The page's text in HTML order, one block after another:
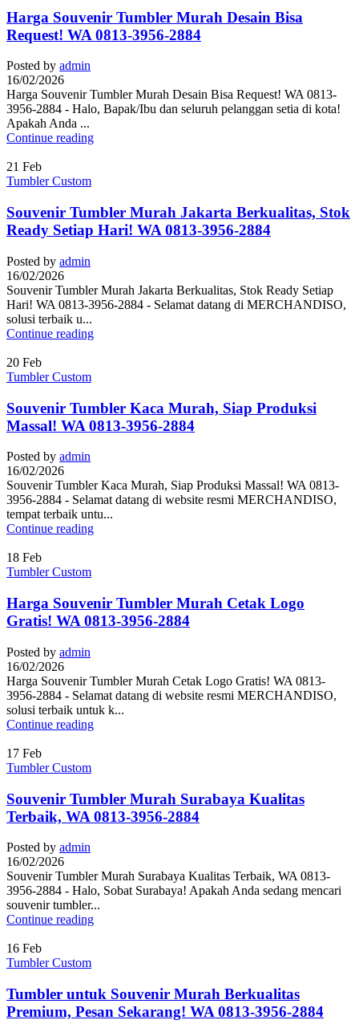
Harga Souvenir Tumbler Murah Desain Bisa
Request! WA 0813-3956-2884
Posted by admin
16/02/2026
Harga Souvenir Tumbler Murah Desain Bisa Request! WA 0813-
3956-2884 - Halo, Bapak/Ibu dan seluruh pelanggan setia di kota!
Apakah Anda ...
Continue reading
21 Feb
Tumbler Custom
Souvenir Tumbler Murah Jakarta Berkualitas, Stok
Ready Setiap Hari! WA 0813-3956-2884
Posted by admin
16/02/2026
Souvenir Tumbler Murah Jakarta Berkualitas, Stok Ready Setiap
Hari! WA 0813-3956-2884 - Selamat datang di MERCHANDISO,
solusi terbaik u...
Continue reading
20 Feb
Tumbler Custom
Souvenir Tumbler Kaca Murah, Siap Produksi
Massal! WA 0813-3956-2884
Posted by admin
16/02/2026
Souvenir Tumbler Kaca Murah, Siap Produksi Massal! WA 0813-
3956-2884 - Selamat datang di website resmi MERCHANDISO,
tempat terbaik untu...
Continue reading
18 Feb
Tumbler Custom
Harga Souvenir Tumbler Murah Cetak Logo
Gratis! WA 0813-3956-2884
Posted by admin
16/02/2026
Harga Souvenir Tumbler Murah Cetak Logo Gratis! WA 0813-
3956-2884 - Selamat datang di website resmi MERCHANDISO,
solusi terbaik untuk k...
Continue reading
17 Feb
Tumbler Custom
Souvenir Tumbler Murah Surabaya Kualitas
Terbaik, WA 0813-3956-2884
Posted by admin
16/02/2026
Souvenir Tumbler Murah Surabaya Kualitas Terbaik, WA 0813-
3956-2884 - Halo, Sobat Surabaya! Apakah Anda sedang mencari
souvenir tumbler...
Continue reading
16 Feb
Tumbler Custom
Tumbler untuk Souvenir Murah Berkualitas
Premium, Pesan Sekarang! WA 0813-3956-2884